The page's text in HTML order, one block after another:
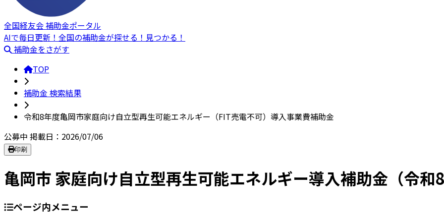
全国経友会 補助金ポータル
AIで毎日更新！全国の補助金が探せる！見つかる！
補助金をさがす
TOP
補助金 検索結果
令和8年度亀岡市家庭向け自立型再生可能エネルギー（FIT売電不可）導入事業費補助金
公募中 掲載日：2026/07/06
印刷
亀岡市 家庭向け自立型再生可能エネルギー導入補助金（令和
ページ内メニュー